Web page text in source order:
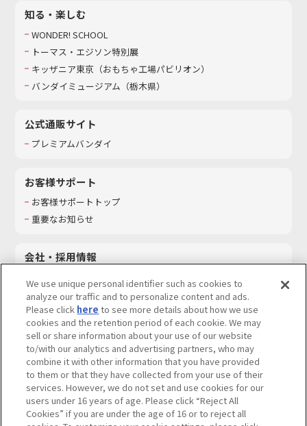
知る・楽しむ
WONDER! SCHOOL
トーマス・エジソン特別展
キッザニア東京（おもちゃ工場パビリオン）​
バンダイミュージアム（栃木県）
公式通販サイト
プレミアムバンダイ
お客様サポート
お客様サポートトップ
重要なお知らせ
会社・採用情報
採用情報
サステナビリティ
お問い合わせ
ウェブサイトご利用条件 ソーシャルメディアポリシー
個人情報及び特定個人情報等の取り扱いに関する保護方針
We use unique personal identifier such as cookies to
analyze our traffic and to personalize content and ads.
Please click here to see more details about how we use
cookies and the retention period of each cookie. We may
sell or share information about your use of our website
to/with our analytics and advertising partners, who may
combine it with other information that you have provided
to them or that they have collected from your use of their
services. However, we do not set and use cookies for our
users under 16 years of age. Please click “Reject All
Cookies” if you are under the age of 16 or to reject all